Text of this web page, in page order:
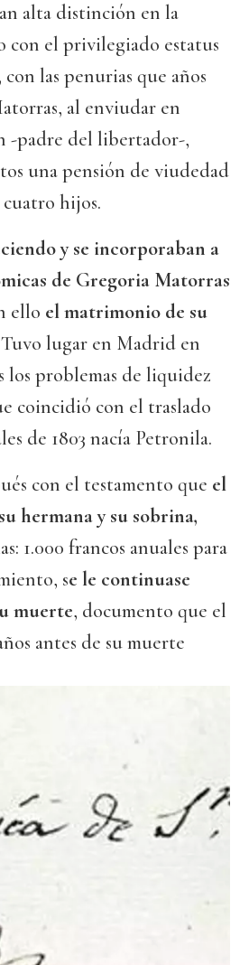
alta distinción en la
con el privilegiado estatus
las penurias que años
al enviudar en
-padre del libertador-,
una pensión de viudedad
cuatro hijos.
y se incorporaban a
de Gregoria Matorras
ello el matrimonio de su
Tuvo lugar en Madrid en
los problemas de liquidez
coincidió con el traslado
de 1803 nacía Petronila.
con el testamento que el
hermana y su sobrina,
1.000 francos anuales para
se le continuase
muerte, documento que el
antes de su muerte